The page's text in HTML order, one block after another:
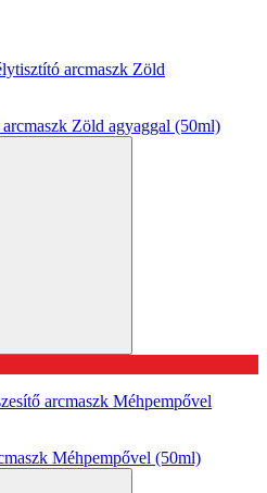
Zöld agyaggal (50ml)
Méhpempővel (50ml)